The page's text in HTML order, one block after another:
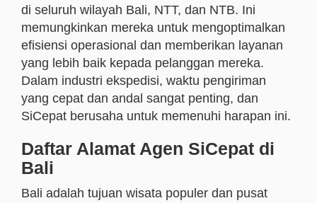
di seluruh wilayah Bali, NTT, dan NTB. Ini
memungkinkan mereka untuk mengoptimalkan
efisiensi operasional dan memberikan layanan
yang lebih baik kepada pelanggan mereka.
Dalam industri ekspedisi, waktu pengiriman
yang cepat dan andal sangat penting, dan
SiCepat berusaha untuk memenuhi harapan ini.
Daftar Alamat Agen SiCepat di
Bali
Bali adalah tujuan wisata populer dan pusat